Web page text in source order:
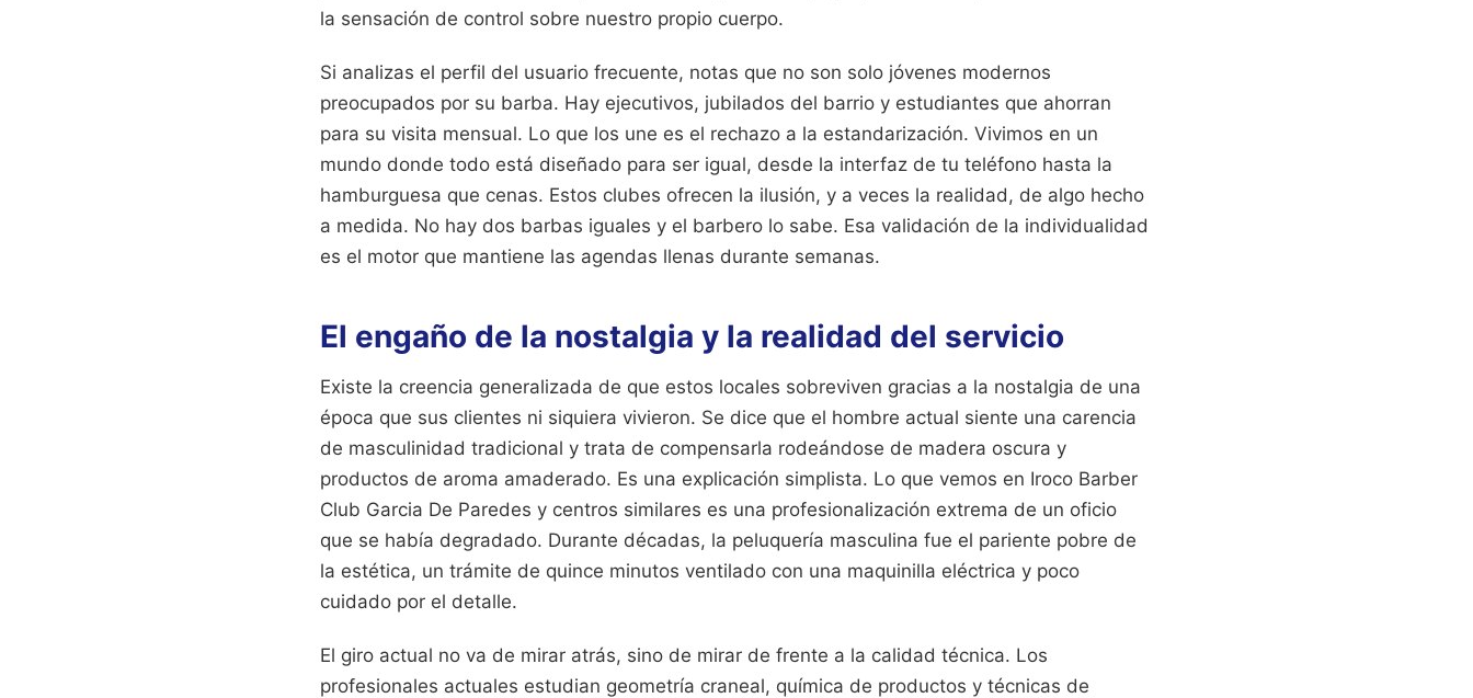
la sensación de control sobre nuestro propio cuerpo.
Si analizas el perfil del usuario frecuente, notas que no son solo jóvenes modernos
preocupados por su barba. Hay ejecutivos, jubilados del barrio y estudiantes que ahorran
para su visita mensual. Lo que los une es el rechazo a la estandarización. Vivimos en un
mundo donde todo está diseñado para ser igual, desde la interfaz de tu teléfono hasta la
hamburguesa que cenas. Estos clubes ofrecen la ilusión, y a veces la realidad, de algo hecho
a medida. No hay dos barbas iguales y el barbero lo sabe. Esa validación de la individualidad
es el motor que mantiene las agendas llenas durante semanas.
El engaño de la nostalgia y la realidad del servicio
Existe la creencia generalizada de que estos locales sobreviven gracias a la nostalgia de una
época que sus clientes ni siquiera vivieron. Se dice que el hombre actual siente una carencia
de masculinidad tradicional y trata de compensarla rodeándose de madera oscura y
productos de aroma amaderado. Es una explicación simplista. Lo que vemos en Iroco Barber
Club Garcia De Paredes y centros similares es una profesionalización extrema de un oficio
que se había degradado. Durante décadas, la peluquería masculina fue el pariente pobre de
la estética, un trámite de quince minutos ventilado con una maquinilla eléctrica y poco
cuidado por el detalle.
El giro actual no va de mirar atrás, sino de mirar de frente a la calidad técnica. Los
profesionales actuales estudian geometría craneal, química de productos y técnicas de